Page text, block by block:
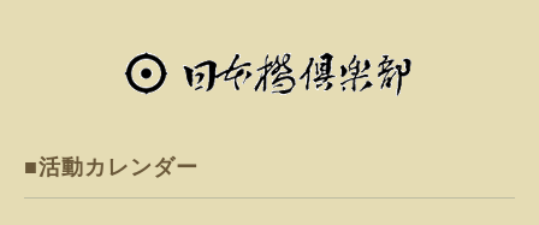
■活動カレンダー